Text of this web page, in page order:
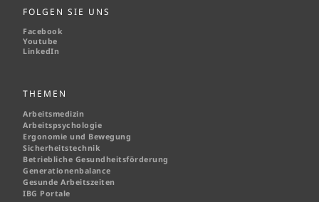
FOLGEN SIE UNS
Facebook
Youtube
LinkedIn
THEMEN
Arbeitsmedizin
Arbeitspsychologie
Ergonomie und Bewegung
Sicherheitstechnik
Betriebliche Gesundheitsförderung
Generationenbalance
Gesunde Arbeitszeiten
IBG Portale